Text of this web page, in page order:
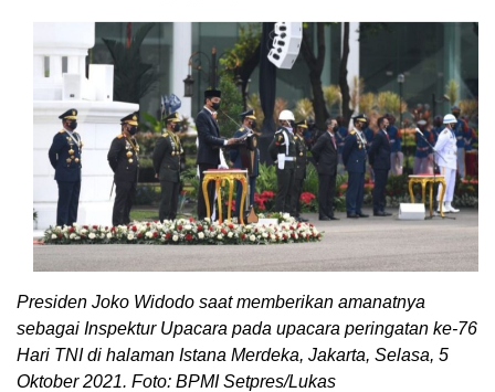
Presiden Joko Widodo saat memberikan amanatnya
sebagai Inspektur Upacara pada upacara peringatan ke-76
Hari TNI di halaman Istana Merdeka, Jakarta, Selasa, 5
Oktober 2021. Foto: BPMI Setpres/Lukas